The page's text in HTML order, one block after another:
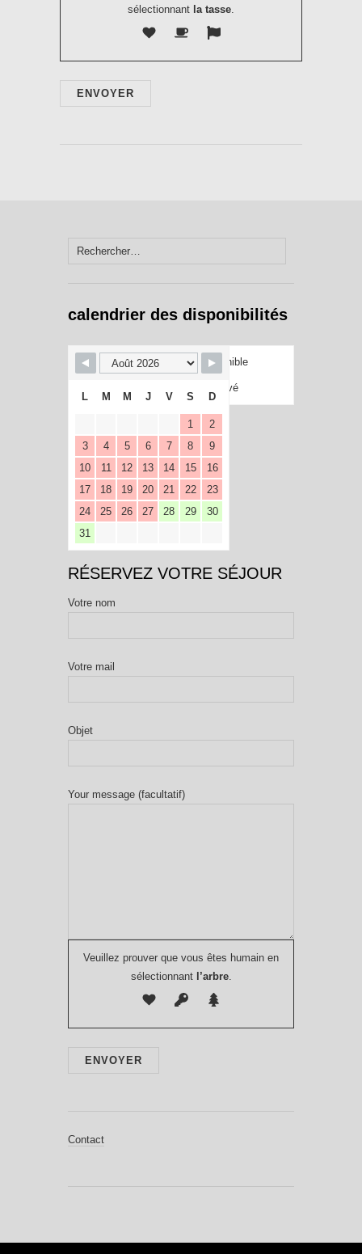
sélectionnant la tasse.
Rechercher :
calendrier des disponibilités
Disponible
Réservé
L M M J V S D
1
2
3
4 5 6 7 8
9
10
11 12 13 14 15
16
17
18 19 20 21 22
23
24
25 26 27 28 29
30
31
RÉSERVEZ VOTRE SÉJOUR
Votre nom
Votre mail
Objet
Your message (facultatif)
Veuillez prouver que vous êtes humain en
sélectionnantl’arbre.
Contact